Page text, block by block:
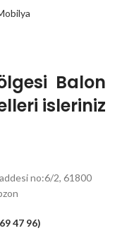
Balon
isleriniz
no:6/2, 61800
47 96)